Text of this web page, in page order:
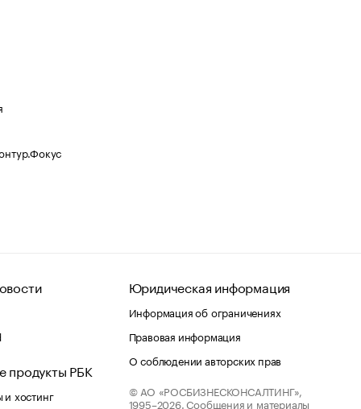
продукты РБК
хостинг
Юридическая информация
Информация об ограничениях
Правовая информация
О соблюдении авторских прав
© АО «РОСБИЗНЕСКОНСАЛТИНГ»,
1995–2026. Сообщения и материалы